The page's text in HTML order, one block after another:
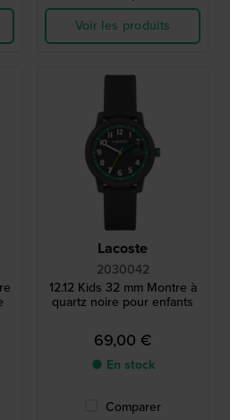
Voir les produits
Lacoste
2030042
12.12 Kids 32 mm Montre à
quartz noire pour enfants
69,00 €
● En stock
Comparer